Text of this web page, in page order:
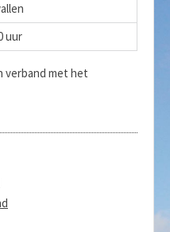
uur
verband met het